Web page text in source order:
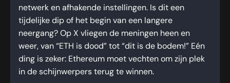
netwerk en afhakende instellingen. Is dit een
tijdelijke dip of het begin van een langere
neergang? Op X vliegen de meningen heen en
weer, van “ETH is dood” tot “dit is de bodem!” Eén
ding is zeker: Ethereum moet vechten om zijn plek
in de schijnwerpers terug te winnen.